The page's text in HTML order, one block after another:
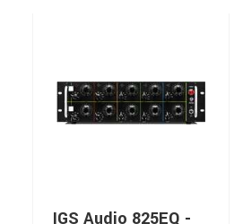
IGS Audio 825EQ -